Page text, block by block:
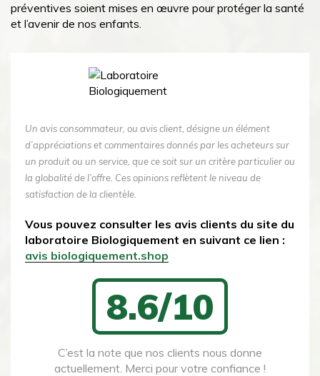
préventives soient mises en œuvre pour protéger la santé
et l’avenir de nos enfants.
Un avis consommateur, ou avis client, désigne un élément
d’appréciations et commentaires donnés par les acheteurs sur
un produit ou un service, que ce soit sur un critère particulier ou
la globalité de l’offre. Ces opinions reflètent le niveau de
satisfaction de la clientèle.
Vous pouvez consulter les avis clients du site du
laboratoire Biologiquement en suivant ce lien :
avis biologiquement.shop
8.6/10
C’est la note que nos clients nous donne
actuellement. Merci pour votre confiance !